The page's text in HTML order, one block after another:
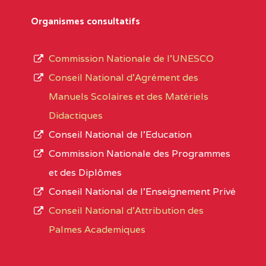
Noms
Localité
Région Noms
ADAMAOUA
INSTITUT POLYVALENT
PINTADES BP :
ADAMAOUA
COLLEGE PRIVE LAIC
L’offre d’éducation del’Enseignement
d’immatriculation du mois de septembre
suit :
1950 établissements publics
895 CES dont 86 Bilingues
1055 Lycées dont 351 Bilingues
72 établissements avec section bilingue
1358 établissements privés
Organismes consultatifs
Commission Nationale de l’UNESCO
Conseil National d’Agrément des
Manuels Scolaires et des Matériels
Didactiques
Conseil National de l’Education
Commission Nationale des Programmes
et des Diplômes
Conseil National de l’Enseignement Privé
Conseil National d'Attribution des
Palmes Academiques